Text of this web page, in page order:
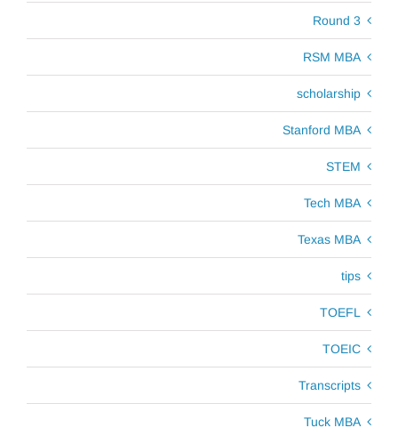
Round 3
RSM MBA
scholarship
Stanford MBA
STEM
Tech MBA
Texas MBA
tips
TOEFL
TOEIC
Transcripts
Tuck MBA